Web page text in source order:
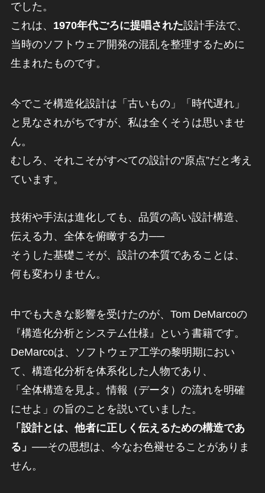
でした。
これは、 1970年代ごろに提唱された設計手法で、
当時のソフトウェア開発の混乱を整理するために
生まれたものです。
今でこそ構造化設計は「古いもの」「時代遅れ」
と見なされがちですが、私は全くそうは思いませ
ん。
むしろ、それこそがすべての設計の“原点”だと考え
ています。
技術や手法は進化しても、品質の高い設計構造、
伝える力、全体を俯瞰する力──
そうした基礎こそが、設計の本質であることは、
何も変わりません。
中でも大きな影響を受けたのが、Tom DeMarcoの
『構造化分析とシステム仕様』という書籍です。
DeMarcoは、ソフトウェア工学の黎明期におい
て、構造化分析を体系化した人物であり、
「全体構造を見よ。情報（データ）の流れを明確
にせよ」の旨のことを説いていました。
「設計とは、他者に正しく伝えるための構造であ
る」 ──その思想は、今なお色褪せることがありま
せん。